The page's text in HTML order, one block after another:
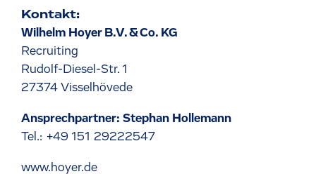
Kontakt:
Wilhelm Hoyer B.V. & Co. KG
Recruiting
Rudolf-Diesel-Str. 1
27374 Visselhövede
Ansprechpartner: Stephan Hollemann
Tel.: +49 151 29222547
www.hoyer.de